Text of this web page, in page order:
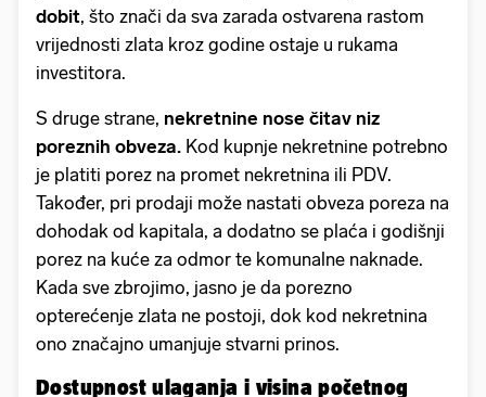
dobit, što znači da sva zarada ostvarena rastom
vrijednosti zlata kroz godine ostaje u rukama
investitora.
S druge strane, nekretnine nose čitav niz
poreznih obveza. Kod kupnje nekretnine potrebno
je platiti porez na promet nekretnina ili PDV.
Također, pri prodaji može nastati obveza poreza na
dohodak od kapitala, a dodatno se plaća i godišnji
porez na kuće za odmor te komunalne naknade.
Kada sve zbrojimo, jasno je da porezno
opterećenje zlata ne postoji, dok kod nekretnina
ono značajno umanjuje stvarni prinos.
Dostupnost ulaganja i visina početnog